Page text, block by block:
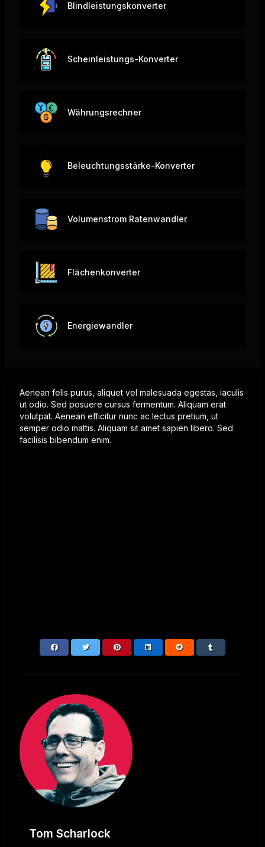
Blindleistungskonverter
Scheinleistungs-Konverter
Währungsrechner
Beleuchtungsstärke-Konverter
Volumenstrom Ratenwandler
Flächenkonverter
Energiewandler
Aenean felis purus, aliquet vel malesuada egestas, iaculis
ut odio. Sed posuere cursus fermentum. Aliquam erat
volutpat. Aenean efficitur nunc ac lectus pretium, ut
semper odio mattis. Aliquam sit amet sapien libero. Sed
facilisis bibendum enim.
Tom Scharlock